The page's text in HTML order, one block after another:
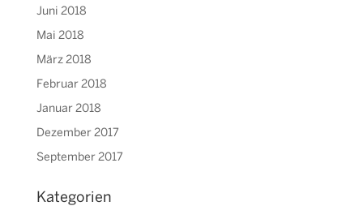
Juni 2018
Mai 2018
März 2018
Februar 2018
Januar 2018
Dezember 2017
September 2017
Kategorien